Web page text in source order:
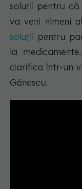
soluții pentru că
va veni nimeni
soluții pentru
la
clarifica într-un
Gănescu.